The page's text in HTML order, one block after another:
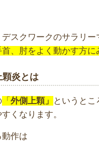
スクワークのサラリ
、肘をよく動かす方に
顆炎とは
「 外側上顆」
というと
くなります。
作は